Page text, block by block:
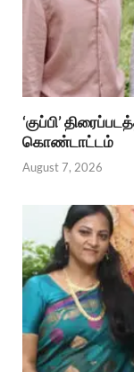
‘குப்பி’
கொண்டாட்டம்
August 7, 2026